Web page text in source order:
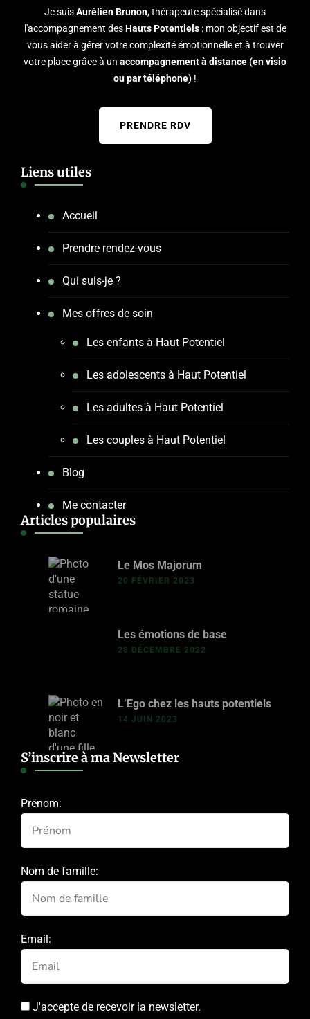
Je suisAurélien Brunon, thérapeute spécialisé dans
l'accompagnement desHauts Potentiels: mon objectif est de
vous aider à gérer votre complexité émotionnelle et à trouver
votre place grâce à un accompagnement à distance (en visio
ou par téléphone) !
PRENDRE RDV
Liens utiles
Accueil
Prendre rendez-vous
Qui suis-je ?
Mes offres de soin
Les enfants à Haut Potentiel
Les adolescents à Haut Potentiel
Les adultes à Haut Potentiel
Les couples à Haut Potentiel
Blog
Me contacter
Articles populaires
Le Mos Majorum
20 FÉVRIER 2023
Les émotions de base
28 DÉCEMBRE 2022
L’Ego chez les hauts potentiels
14 JUIN 2023
S’inscrire à ma Newsletter
Prénom:
Nom de famille:
Email:
J'accepte de recevoir la newsletter.